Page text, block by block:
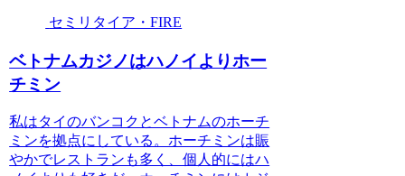
セミリタイア・FIRE
ベトナムカジノはハノイよりホー
チミン
私はタイのバンコクとベトナムのホーチ
ミンを拠点にしている。ホーチミンは賑
やかでレストランも多く、個人的にはハ